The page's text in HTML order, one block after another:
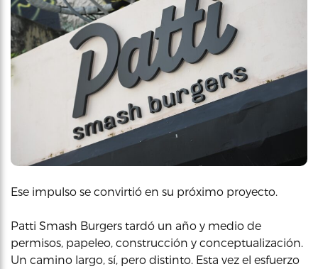
Ese impulso se convirtió en su próximo proyecto.
Patti Smash Burgers tardó un año y medio de
permisos, papeleo, construcción y conceptualización.
Un camino largo, sí, pero distinto. Esta vez el esfuerzo